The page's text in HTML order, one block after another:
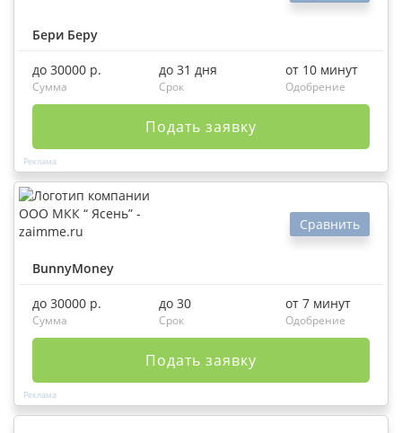
Бери Беру
до 30000 р.
Сумма
до 31 дня
Срок
от 10 минут
Одобрение
Подать заявку
BunnyMoney
Сравнить
до 30000 р.
Сумма
до 30
Срок
от 7 минут
Одобрение
Подать заявку